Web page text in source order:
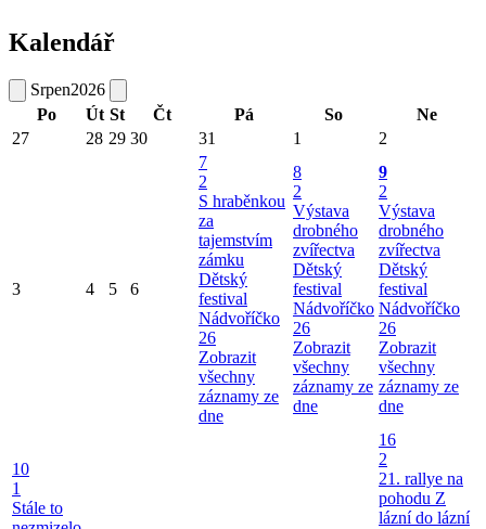
Kalendář
Srpen2026
Po
Út St Čt Pá So
Ne
27
28 29 30 31 1 2
3 4 5 6
7
2
S hraběnkou
za
tajemstvím
zámku
Dětský
festival
Nádvoříčko
26
Zobrazit
všechny
záznamy ze
dne
8
2
Výstava
drobného
zvířectva
Dětský
festival
Nádvoříčko
26
Zobrazit
všechny
záznamy ze
dne
9
2
Výstava
drobného
zvířectva
Dětský
festival
Nádvoříčko
26
Zobrazit
všechny
záznamy ze
dne
10
1
Stále to
16
2
21. rallye na
pohodu Z
lázní do lázní